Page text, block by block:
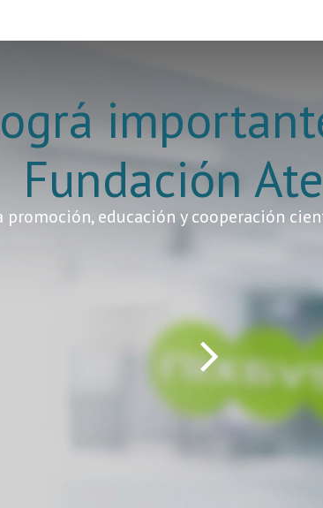
Fundación
promoción, educación y cooperación